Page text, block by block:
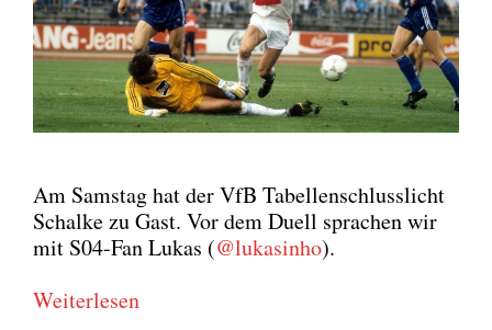
Am Sams­tag hat der VfB Tabel­len­schluss­licht
Schal­ke zu Gast. Vor dem Duell spra­chen wir
mit S04-Fan Lukas (@lukasinho).
Wei­ter­le­sen